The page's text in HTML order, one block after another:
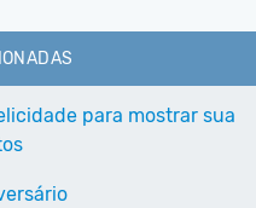
para mostrar sua